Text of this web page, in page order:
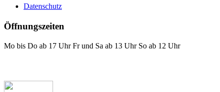
Datenschutz
Öffnungszeiten
Mo bis Do ab 17 Uhr Fr und Sa ab 13 Uhr So ab 12 Uhr